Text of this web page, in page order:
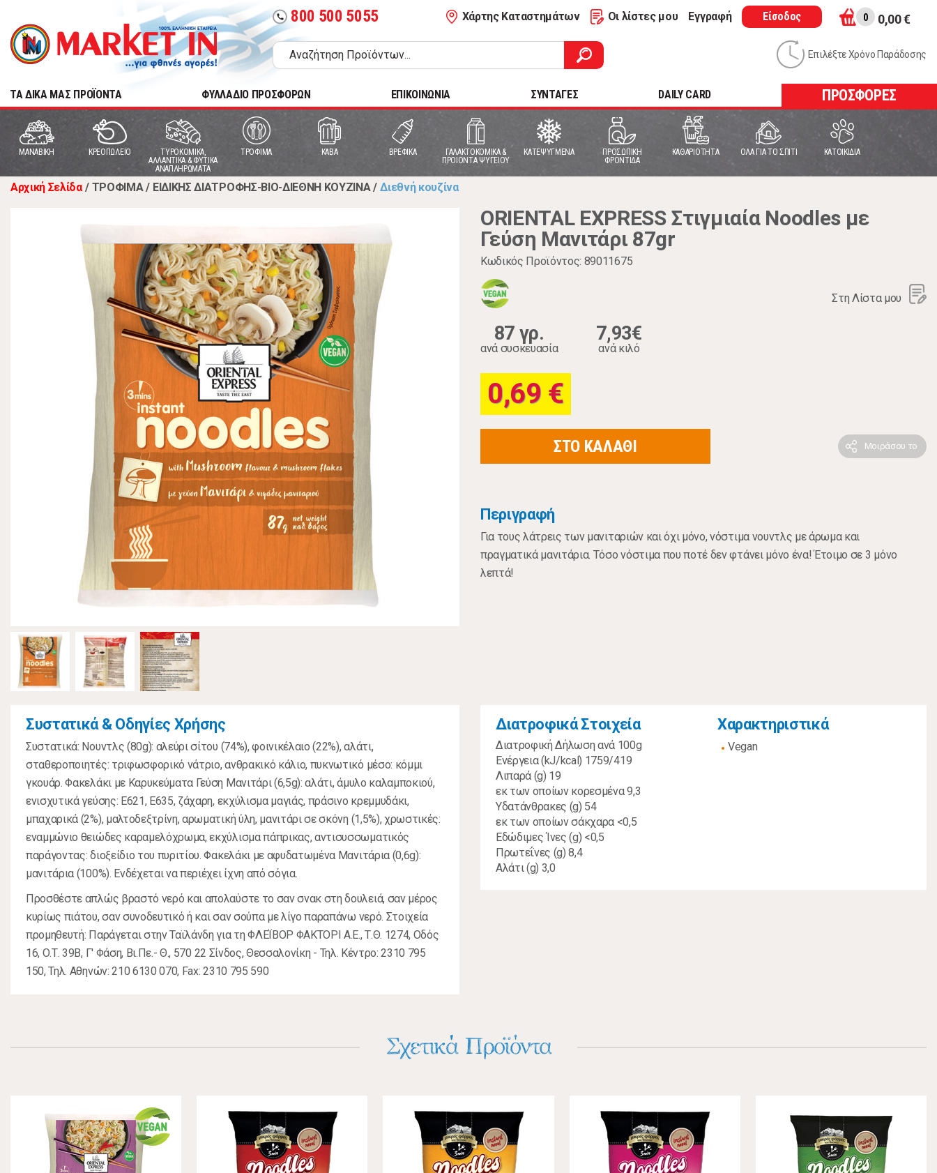
call 800 500 5055 Χάρτης Καταστημάτων Οι λίστες μου Εγγραφή Είσοδος 0 0,00 €
Επιλέξτε Χρόνο Παράδοσης
TA ΔΙΚΑ ΜΑΣ ΠΡΟΪΟΝΤΑ ΦΥΛΛΑΔΙΟ ΠΡΟΣΦΟΡΩΝ ΕΠΙΚΟΙΝΩΝΙΑ ΣΥΝΤΑΓΕΣ DAILY CARD ΠΡΟΣΦΟΡΕΣ
MANABIKH ΚΡΕΟΠΩΛΕΙΟ
ΤΥΡΟΚΟΜΙΚΑ,
ΑΛΛΑΝΤΙΚΑ & ΦΥΤΙΚΑ
ΑΝΑΠΛΗΡΩΜΑΤΑ
ΤΡΟΦΙΜΑ ΚΑΒΑ ΒΡΕΦΙΚΑ
ΓΑΛΑΚΤΟΚΟΜΙΚΑ &
ΠΡΟΙΟΝΤΑ ΨΥΓΕΙΟΥ
ΚΑΤΕΨΥΓΜΕΝΑ
ΠΡΟΣΩΠΙΚΗ
ΦΡΟΝΤΙΔΑ
ΚΑΘΑΡΙΟΤΗΤΑ ΟΛΑ ΓΙΑ ΤΟ ΣΠΙΤΙ ΚΑΤΟΙΚΙΔΙΑ
Αρχική Σελίδα / ΤΡΟΦΙΜΑ / ΕΙΔΙΚΗΣ ΔΙΑΤΡΟΦΗΣ-ΒΙΟ-ΔΙΕΘΝΗ ΚΟΥΖΙΝΑ / Διεθνή κουζίνα
ORIENTAL EXPRESS Στιγμιαία Noodles με
Γεύση Μανιτάρι 87gr
Κωδικός Προϊόντος: 89011675
Στη Λίστα μου
87 γρ.
ανά συσκευασία
7,93€
ανά κιλό
0,69 €
ΣΤΟ ΚΑΛΑΘΙ Μοιράσου το
Περιγραφή
Για τους λάτρεις των μανιταριών και όχι μόνο, νόστιμα νουντλς με άρωμα και
πραγματικά μανιτάρια. Τόσο νόστιμα που ποτέ δεν φτάνει μόνο ένα! Έτοιμο σε 3 μόνο
λεπτά!
Συστατικά & Οδηγίες Χρήσης
Συστατικά: Νουντλς (80g): αλεύρι σίτου (74%), φοινικέλαιο (22%), αλάτι,
σταθεροποιητές: τριφωσφορικό νάτριο, ανθρακικό κάλιο, πυκνωτικό μέσο: κόμμι
γκουάρ. Φακελάκι με Καρυκεύματα Γεύση Μανιτάρι (6,5g): αλάτι, άμυλο καλαμποκιού,
ενισχυτικά γεύσης: E621, Ε635, ζάχαρη, εκχύλισμα μαγιάς, πράσινο κρεμμυδάκι,
μπαχαρικά (2%), μαλτοδεξτρίνη, αρωματική ύλη, μανιτάρι σε σκόνη (1,5%), χρωστικές:
εναμμώνιο θειώδες καραμελόχρωμα, εκχύλισμα πάπρικας, αντισυσσωματικός
παράγοντας: διοξείδιο του πυριτίου. Φακελάκι με αφυδατωμένα Μανιτάρια (0,6g):
μανιτάρια (100%). Ενδέχεται να περιέχει ίχνη από σόγια.
Προσθέστε απλώς βραστό νερό και απολαύστε το σαν σνακ στη δουλειά, σαν μέρος
κυρίως πιάτου, σαν συνοδευτικό ή και σαν σούπα με λίγο παραπάνω νερό. Στοιχεία
προμηθευτή: Παράγεται στην Ταϊλάνδη για τη ΦΛΕΪΒΟΡ ΦΑΚΤΟΡΙ Α.Ε., Τ.Θ. 1274, Οδός
16, Ο.Τ. 39Β, Γ' Φάση, Βι.Πε.- Θ., 570 22 Σίνδος, Θεσσαλονίκη - Τηλ. Κέντρο: 2310 795
150, Τηλ. Αθηνών: 210 6130 070, Fax: 2310 795 590
Διατροφικά Στοιχεία
Διατροφική Δήλωση ανά 100g
Ενέργεια (kJ/kcal) 1759/419
Λιπαρά (g) 19
εκ των οποίων κορεσμένα 9,3
Υδατάνθρακες (g) 54
εκ των οποίων σάκχαρα <0,5
Εδώδιμες Ίνες (g) <0,5
Πρωτεΐνες (g) 8,4
Αλάτι (g) 3,0
Χαρακτηριστικά
Vegan
Σχετικά Προϊόντα